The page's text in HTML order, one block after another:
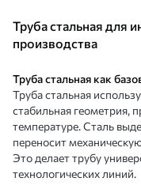
Труба стальная для
производства
Труба стальная как
Труба стальная
стабильная геометрия,
температуре. Сталь
переносит
Это делает трубу
технологических линий.